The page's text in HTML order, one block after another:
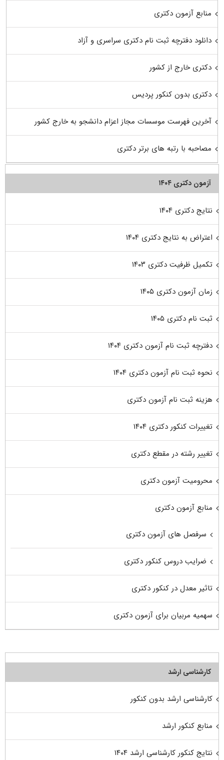
منابع آزمون دکتری
دانلود دفترچه ثبت نام دکتری سراسری و آزاد
دکتری خارج از کشور
دکتری بدون کنکور پردیس
آخرین فهرست موسسات مجاز اعزام دانشجو به خارج کشور
مصاحبه با رتبه های برتر دکتری
آزمون دکتری ۱۴۰۴
نتایج دکتری ۱۴۰۴
اعتراض به نتایج دکتری ۱۴۰۴
تکمیل ظرفیت دکتری ۱۴۰۳
زمان آزمون دکتری ۱۴۰۵
ثبت نام دکتری ۱۴۰۵
دفترچه ثبت نام آزمون دکتری ۱۴۰۴
نحوه ثبت نام آزمون دکتری ۱۴۰۴
هزینه ثبت نام آزمون دکتری
تغییرات کنکور دکتری ۱۴۰۴
تغییر رشته در مقطع دکتری
محرومیت آزمون دکتری
منابع آزمون دکتری
سرفصل های آزمون دکتری
ضرایب دروس کنکور دکتری
تاثیر معدل در کنکور دکتری
سهمیه مربیان برای آزمون دکتری
کارشناسی ارشد
کارشناسی ارشد بدون کنکور
منابع کنکور ارشد
نتایج کنکور کارشناسی ارشد ۱۴۰۴